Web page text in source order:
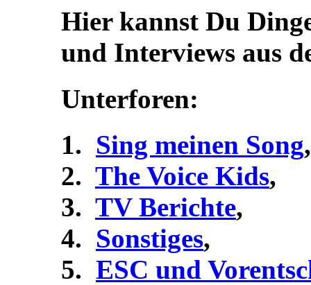
Hier kannst Du
und Interviews aus
Unterforen:
Sing meinen Song,
The Voice Kids,
TV Berichte,
Sonstiges,
ESC und